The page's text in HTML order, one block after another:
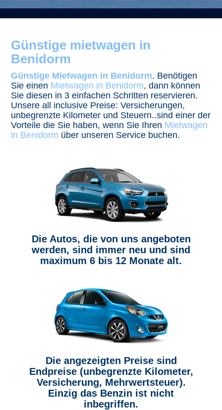
Günstige mietwagen in
Benidorm
Günstige Mietwagen in Benidorm. Benötigen
Sie einen Mietwagen in Benidorm, dann können
Sie diesen in 3 einfachen Schritten reservieren.
Unsere all inclusive Preise: Versicherungen,
unbegrenzte Kilometer und Steuern..sind einer der
Vorteile die Sie haben, wenn Sie Ihren Mietwagen
in Benidorm über unseren Service buchen.
Die Autos, die von uns angeboten
werden, sind immer neu und sind
maximum 6 bis 12 Monate alt.
Die angezeigten Preise sind
Endpreise (unbegrenzte Kilometer,
Versicherung, Mehrwertsteuer).
Einzig das Benzin ist nicht
inbegriffen.